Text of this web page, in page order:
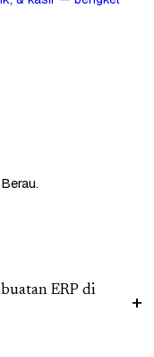
ERP di